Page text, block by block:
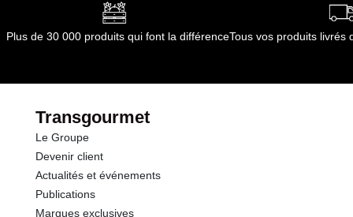
Plus de 30 000 produits qui font la différenceTous vos produits livrés
Transgourmet
Le Groupe
Devenir client
Actualités et événements
Publications
Marques exclusives